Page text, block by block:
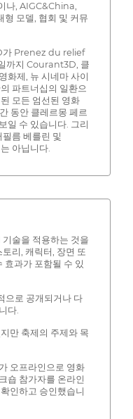
나, AIGC&China,
모델, 협회 및 커뮤
가 Prenez du relief
까지 Courant3D, 클
화제, 뉴 시네마 사이
파트너십의 일환으
모든 엄선된 영화
동안 클레르몽 페르
일 수 있습니다. 그리
름 베를린 및
아닙니다.
술을 적용하는 것을
리, 캐릭터, 장면 또
효과가 포함될 수 있
으로 공개되거나 다
다.
만 축제의 주제와 목
오프라인으로 영화
숍 참가자를 온라인
인하고 승인했습니